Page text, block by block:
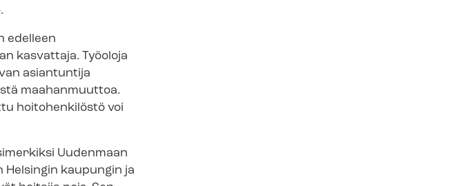
edelleen
kasvattaja. Työoloja
asiantuntija
maahanmuuttoa.
hoitohenkilöstö voi
Uudenmaan
Helsingin kaupungin ja